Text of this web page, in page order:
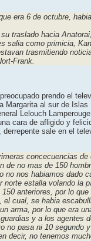
era 6 de octubre,
traslado hacia
salia como primicia,
trasmitiendo
Frank.
prendo el
Margarita al sur de
Lelouch
cara de afligido y
sale en el
concecuencias
de no mas de 150
no nos habiamos dado
estalla volando la
anteriores, por lo
cual, se habia
arma, por lo que era
y a los agentes
no pasa ni 10
decir, no tenemos